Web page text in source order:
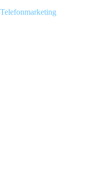
Telefonmarketing